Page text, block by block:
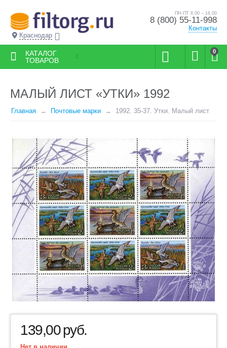
Краснодар
ПН-ПТ 8.00 – 16.00
8 (800) 55-11-998
Контакты
0
КАТАЛОГ
ТОВАРОВ
МАЛЫЙ ЛИСТ «УТКИ» 1992
Главная Почтовые марки 1992. 35-37. Утки. Малый лист
139,00руб.